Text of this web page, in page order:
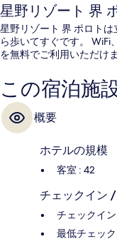
星野リゾート 界
星野リゾート 界 ポロト
ら歩いてすぐです。 WiFi
を無料でご利用いただけま
この宿泊施
概要
ホテルの規模
客室 : 42
チェックイン
チェックイ
最低チェッ